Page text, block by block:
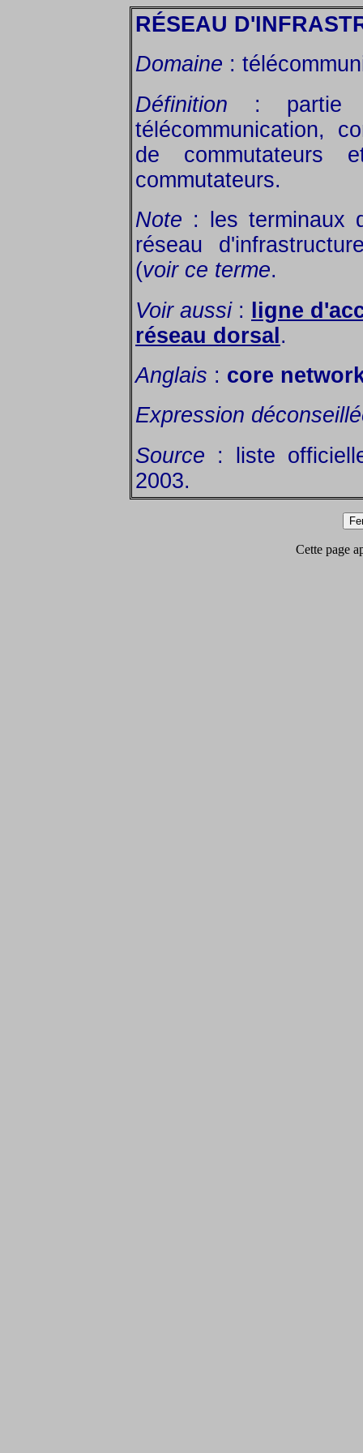
RÉSEAU
Domaine :
Définition : partie
télécommunication,
de commutateurs
commutateurs.
Note : les terminaux
réseau
(voir ce terme.
Voir aussi:
ligne
réseau dorsal .
Anglais : core
Expression
Source : liste
2003.
Cette page